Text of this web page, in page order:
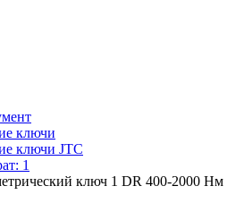
ключи
ключи JTC
1
ключ 1 DR 400-2000 Нм